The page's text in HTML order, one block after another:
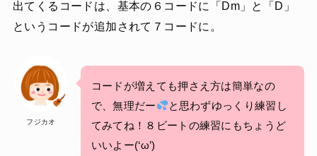
出てくるコードは、基本の６コードに「Dm」と「D」
というコードが追加されて７コードに。
フジカオ
コードが増えても押さえ方は簡単なの
で、無理だー
と思わずゆっくり練習し
てみてね！８ビートの練習にもちょうど
いいよー(‘ω’)